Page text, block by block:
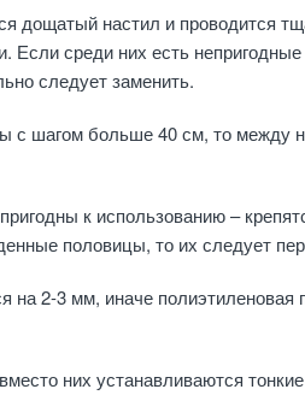
дощатый настил и проводится
Если среди них есть
следует заменить.
с шагом больше 40 см, то между
к использованию –
половицы, то их следует
на 2-3 мм, иначе полиэтиленовая
них устанавливаются